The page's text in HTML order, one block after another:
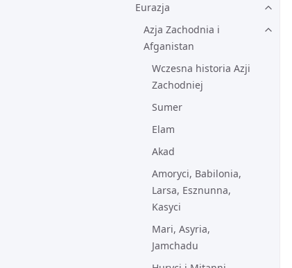
Eurazja
Azja Zachodnia i
Afganistan
Wczesna historia Azji
Zachodniej
Sumer
Elam
Akad
Amoryci, Babilonia,
Larsa, Esznunna,
Kasyci
Mari, Asyria,
Jamchadu